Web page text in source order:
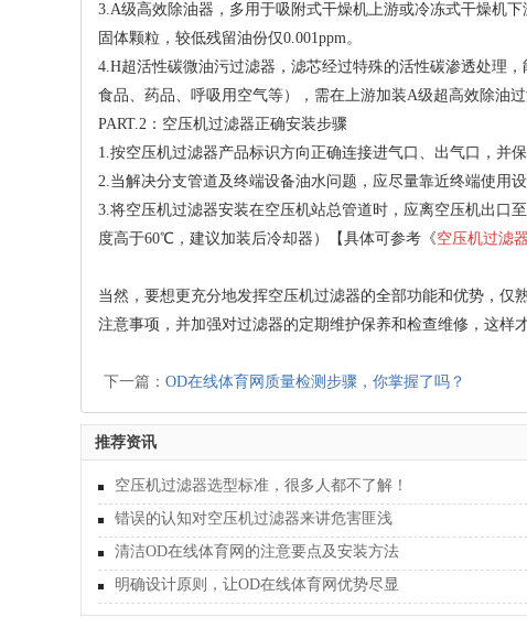
3.A级高效除油器，多用于吸附式干燥机上游或冷冻式干燥机
固体颗粒，较低残留油份仅0.001ppm。
4.H超活性碳微油污过滤器，滤芯经过特殊的活性碳渗透处理
食品、药品、呼吸用空气等），需在上游加装A级超高效除油
PART.2：空压机过滤器正确安装步骤
1.按空压机过滤器产品标识方向正确连接进气口、出气口，并保
2.当解决分支管道及终端设备油水问题，应尽量靠近终端使用
3.将空压机过滤器安装在空压机站总管道时，应离空压机出口
度高于60℃，建议加装后冷却器）【具体可参考《空压机过滤
当然，要想更充分地发挥空压机过滤器的全部功能和优势，
注意事项，并加强对过滤器的定期维护保养和检查维修，这样
下一篇： OD在线体育网质量检测步骤，你掌握了吗？
推荐资讯
空压机过滤器选型标准，很多人都不了解！
错误的认知对空压机过滤器来讲危害匪浅
清洁OD在线体育网的注意要点及安装方法
明确设计原则，让OD在线体育网优势尽显